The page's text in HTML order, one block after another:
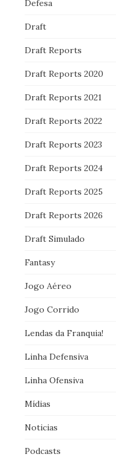
Defesa
Draft
Draft Reports
Draft Reports 2020
Draft Reports 2021
Draft Reports 2022
Draft Reports 2023
Draft Reports 2024
Draft Reports 2025
Draft Reports 2026
Draft Simulado
Fantasy
Jogo Aéreo
Jogo Corrido
Lendas da Franquia!
Linha Defensiva
Linha Ofensiva
Mídias
Noticias
Podcasts